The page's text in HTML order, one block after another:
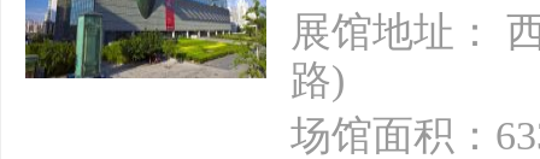
展馆地址：
路)
场馆面积：